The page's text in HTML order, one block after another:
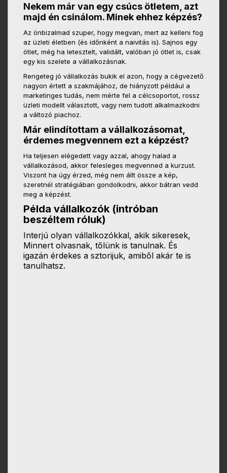
Nekem már van egy csúcs ötletem, azt
majd én csinálom. Minek ehhez képzés?
Az önbizalmad szuper, hogy megvan, mert az kelleni fog
az üzleti életben (és időnként a naivitás is). Sajnos egy
ötlet, még ha letesztelt, validált, valóban jó ötlet is, csak
egy kis szelete a vállalkozásnak.
Rengeteg jó vállalkozás bukik el azon, hogy a cégvezető
nagyon értett a szakmájához, de hiányzott például a
marketinges tudás, nem mérte fel a célcsoportot, rossz
üzleti modellt választott, vagy nem tudott alkalmazkodni
a változó piachoz.
Már elindítottam a vállalkozásomat,
érdemes megvennem ezt a képzést?
Ha teljesen elégedett vagy azzal, ahogy halad a
vállalkozásod, akkor felesleges megvenned a kurzust.
Viszont ha úgy érzed, még nem állt össze a kép,
szeretnél stratégiában gondolkodni, akkor bátran vedd
meg a képzést.
Példa vállalkozók (intróban
beszéltem róluk)
Interjú olyan vállalkozókkal, akik sikeresek,
Minnert olvasnak, tőlünk is tanulnak. És
igazán érdekes a sztorijuk, amiből akár te is
tanulhatsz.